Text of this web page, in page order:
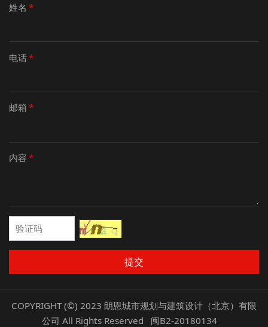
姓名 *
电话*
邮箱 *
内容 *
提交
COPYRIGHT (©) 2023 朗恩城市规划与建筑设计（北京）有限
公司 All Rights Reserved 闽B2-20180134